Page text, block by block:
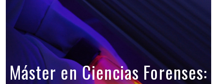
Máster en Ciencias Forenses: